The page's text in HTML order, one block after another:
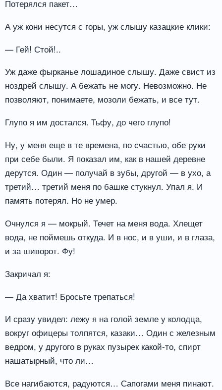
Потерялся пакет…
А уж кони несутся с горы, уж слышу казацкие клики:
— Гей! Стой!..
Уж даже фырканье лошадиное слышу. Даже свист из
ноздрей слышу. А бежать не могу. Невозможно. Не
позволяют, понимаете, мозоли бежать, и все тут.
Глупо я им достался. Тьфу, до чего глупо!
Ну, у меня еще в те времена, по счастью, обе руки
при себе были. Я показал им, как в нашей деревне
дерутся. Один — получай в зубы, другой — в ухо, а
третий… третий меня по башке стукнул. Упал я. И
память потерял. Но не умер.
Очнулся я — мокрый. Течет на меня вода. Хлещет
вода, не поймешь откуда. И в нос, и в уши, и в глаза,
и за шиворот. Фу!
Закричал я:
— Да хватит! Бросьте трепаться!
И сразу увидел: лежу я на голой земле у колодца,
вокруг офицеры толпятся, казаки… Один с железным
ведром, у другого в руках пузырек какой-то, спирт
нашатырный, что ли…
Все нагибаются, радуются… Сапогами меня пинают.